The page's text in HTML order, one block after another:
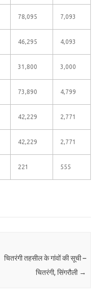
78,095 7,093
46,295 4,093
31,800 3,000
73,890 4,799
42,229 2,771
42,229 2,771
221 555
चितरंगी तहसील के गांवों की सूची –
चितरंगी, सिंगरौली →